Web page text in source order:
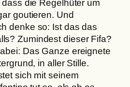
die Regelhüter um
goutieren. Und
denke so: Ist das das
Zumindest dieser Fifa?
Das Ganze ereignete
in aller Stille.
sich mit seinem